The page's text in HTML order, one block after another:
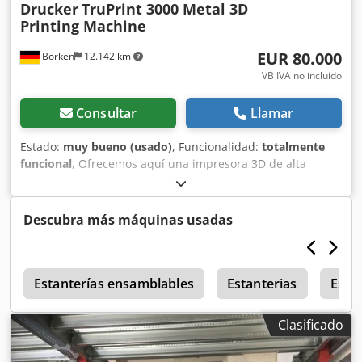
Borken 12.142 km
DruckerTruPrint 3000 Metal 3D
Printing Machine
EUR 80.000
VB IVA no incluído
Consultar Llamar
Estado: muy bueno (usado), Funcionalidad: totalmente
funcional, Ofrecemos aquí una impresora 3D de alta
productividad para la producción industrial en serie.
Trumpf TruPrint 3000 G02 con las opciones de sensor
Zirox, láser único, monitorización de la capa de polvo.
Trumpf TruPrint 3000, incluyendo sistema de filtrado.
Número de serie: S0721Q0022 Horas de funcionamiento
del láser: 17508 horas. La máquina se utilizó por última
vez con aluminio AlSi10MG. La impresora 3D ya ha sido
desmontada por el fabricante. Existen protocolos de
desmontaje, así como protocolos de funcionamiento, que
demuestran que la máquina estaba en funcionamiento
antes del desmontaje. Todos los ejes están debidamente
Descubra más máquinas usadas
Estanterías ensamblables Estanterias
Clasificado